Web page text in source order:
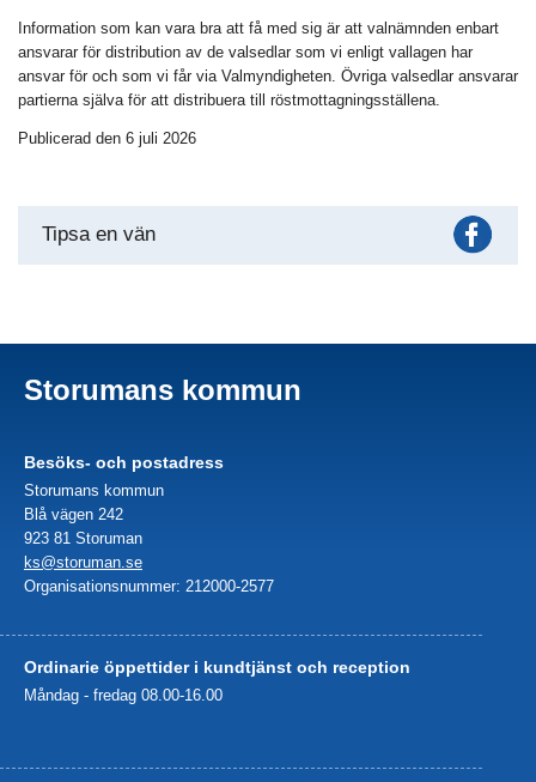
Information som kan vara bra att få med sig är att valnämnden enbart
ansvarar för distribution av de valsedlar som vi enligt vallagen har
ansvar för och som vi får via Valmyndigheten. Övriga valsedlar ansvarar
partierna själva för att distribuera till röstmottagningsställena.
Publicerad den 6 juli 2026
Tipsa en vän
Storumans kommun
Besöks- och postadress
Storumans kommun
Blå vägen 242
923 81 Storuman
ks@storuman.se
Organisationsnummer: 212000-2577
Ordinarie öppettider i kundtjänst och reception
Måndag - fredag 08.00-16.00